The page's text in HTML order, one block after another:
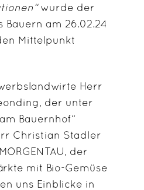
wurde der
Bauern am 26.02.24
Mittelpunkt
Herr
der unter
Bauernhof“
Christian Stadler
der
mit Bio-Gemüse
uns Einblicke in